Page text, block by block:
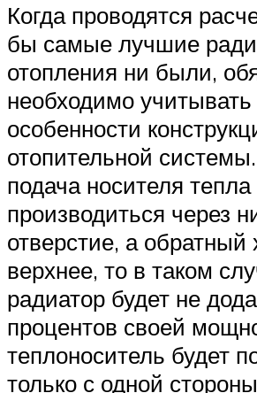
Когда проводятся
бы самые лучшие
отопления ни были,
необходимо учитывать
особенности
отопительной
подача носителя тепла
производиться через
отверстие, а обратный
верхнее, то в таком
радиатор будет не
процентов своей
теплоноситель будет
только с одной